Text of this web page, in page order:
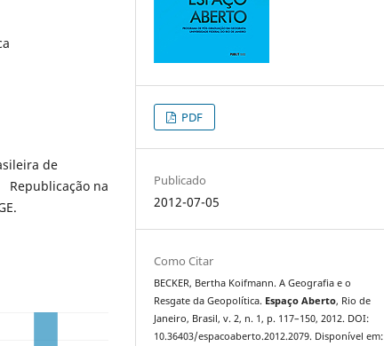
de
Republicação na
PDF
Publicado
2012-07-05
Como Citar
BECKER, Bertha Koifmann. A Geografia e o
Resgate da Geopolítica. Espaço Aberto, Rio de
Janeiro, Brasil, v. 2, n. 1, p. 117–150, 2012. DOI:
10.36403/espacoaberto.2012.2079. Disponível em: